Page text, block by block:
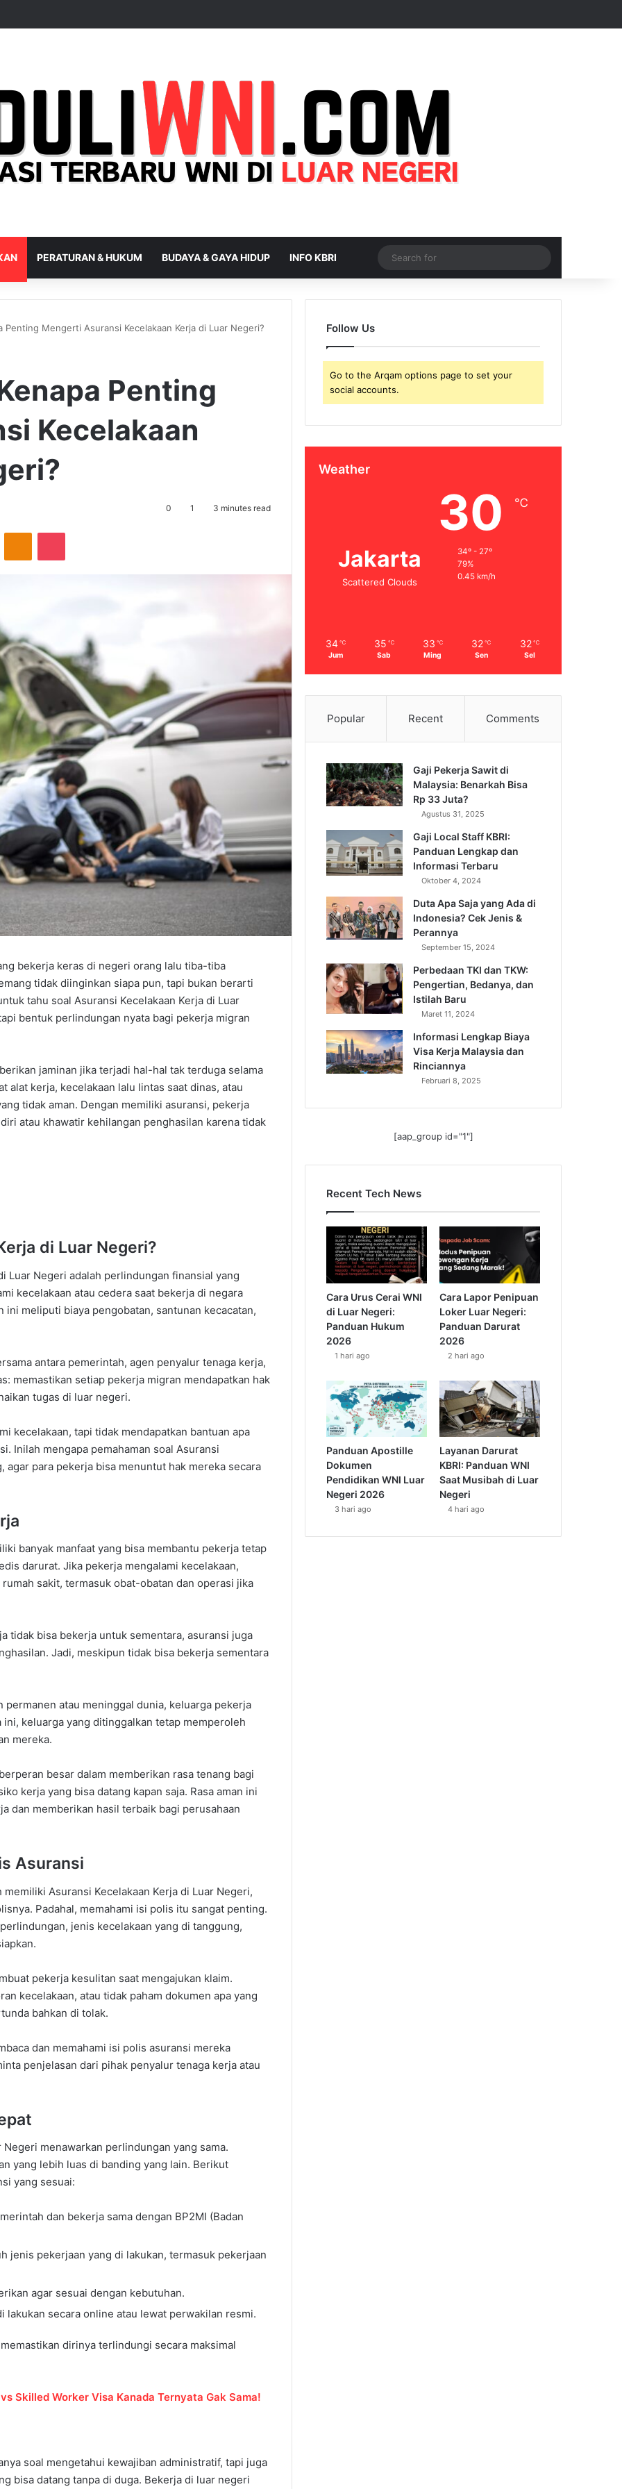
PERATURAN & HUKUM BUDAYA & GAYA HIDUP INFO KBRI
for
Penting Mengerti Asuransi Kecelakaan Kerja di Luar Negeri?
Penting
Kecelakaan
0 1 3 minutes read
bekerja keras di negeri orang lalu tiba-tiba
tidak diinginkan siapa pun, tapi bukan berarti
tahu soal Asuransi Kecelakaan Kerja di Luar
bentuk perlindungan nyata bagi pekerja migran
jaminan jika terjadi hal-hal tak terduga selama
alat kerja, kecelakaan lalu lintas saat dinas, atau
tidak aman. Dengan memiliki asuransi, pekerja
atau khawatir kehilangan penghasilan karena tidak
di Luar Negeri?
Luar Negeri adalah perlindungan finansial yang
kecelakaan atau cedera saat bekerja di negara
meliputi biaya pengobatan, santunan kecacatan,
antara pemerintah, agen penyalur tenaga kerja,
memastikan setiap pekerja migran mendapatkan hak
tugas di luar negeri.
kecelakaan, tapi tidak mendapatkan bantuan apa
Inilah mengapa pemahaman soal Asuransi
agar para pekerja bisa menuntut hak mereka secara
banyak manfaat yang bisa membantu pekerja tetap
darurat. Jika pekerja mengalami kecelakaan,
sakit, termasuk obat-obatan dan operasi jika
tidak bisa bekerja untuk sementara, asuransi juga
Jadi, meskipun tidak bisa bekerja sementara
atau meninggal dunia, keluarga pekerja
keluarga yang ditinggalkan tetap memperoleh
mereka.
besar dalam memberikan rasa tenang bagi
kerja yang bisa datang kapan saja. Rasa aman ini
dan memberikan hasil terbaik bagi perusahaan
Asuransi
Asuransi Kecelakaan Kerja di Luar Negeri,
Padahal, memahami isi polis itu sangat penting.
jenis kecelakaan yang di tanggung,
pekerja kesulitan saat mengajukan klaim.
kecelakaan, atau tidak paham dokumen apa yang
bahkan di tolak.
dan memahami isi polis asuransi mereka
penjelasan dari pihak penyalur tenaga kerja atau
menawarkan perlindungan yang sama.
yang lebih luas di banding yang lain. Berikut
yang sesuai:
dan bekerja sama dengan BP2MI (Badan
jenis pekerjaan yang di lakukan, termasuk pekerjaan
agar sesuai dengan kebutuhan.
lakukan secara online atau lewat perwakilan resmi.
dirinya terlindungi secara maksimal
Skilled Worker Visa Kanada Ternyata Gak Sama!
soal mengetahui kewajiban administratif, tapi juga
bisa datang tanpa di duga. Bekerja di luar negeri
Follow Us
Go to the Arqam options page to set your
social accounts.
Weather
Jakarta
Scattered Clouds
30 ℃
34º - 27º
79%
0.45 km/h
34 ℃
Jum
35 ℃
Sab
33 ℃
Ming
32 ℃
Sen
32 ℃
Sel
Popular Recent Comments
Gaji Pekerja Sawit di
Malaysia: Benarkah Bisa
Rp 33 Juta?
Agustus 31, 2025
Gaji Local Staff KBRI:
Panduan Lengkap dan
Informasi Terbaru
Oktober 4, 2024
Duta Apa Saja yang Ada di
Indonesia? Cek Jenis &
Perannya
September 15, 2024
Perbedaan TKI dan TKW:
Pengertian, Bedanya, dan
Istilah Baru
Maret 11, 2024
Informasi Lengkap Biaya
Visa Kerja Malaysia dan
Rinciannya
Februari 8, 2025
[aap_group id="1"]
Recent Tech News
Cara Urus Cerai WNI
di Luar Negeri:
Panduan Hukum
2026
1 hari ago
Cara Lapor Penipuan
Loker Luar Negeri:
Panduan Darurat
2026
2 hari ago
Panduan Apostille
Dokumen
Pendidikan WNI Luar
Negeri 2026
3 hari ago
Layanan Darurat
KBRI: Panduan WNI
Saat Musibah di Luar
Negeri
4 hari ago